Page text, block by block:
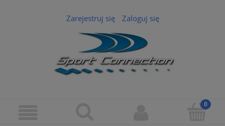
Zarejestruj się Zaloguj się